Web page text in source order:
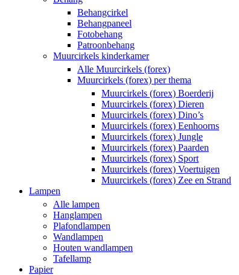
Behangcirkel
Behangpaneel
Fotobehang
Patroonbehang
Muurcirkels kinderkamer
Alle Muurcirkels (forex)
Muurcirkels (forex) per thema
Muurcirkels (forex) Boerderij
Muurcirkels (forex) Dieren
Muurcirkels (forex) Dino’s
Muurcirkels (forex) Eenhoorns
Muurcirkels (forex) Jungle
Muurcirkels (forex) Paarden
Muurcirkels (forex) Sport
Muurcirkels (forex) Voertuigen
Muurcirkels (forex) Zee en Strand
Lampen
Alle lampen
Hanglampen
Plafondlampen
Wandlampen
Houten wandlampen
Tafellamp
Papier